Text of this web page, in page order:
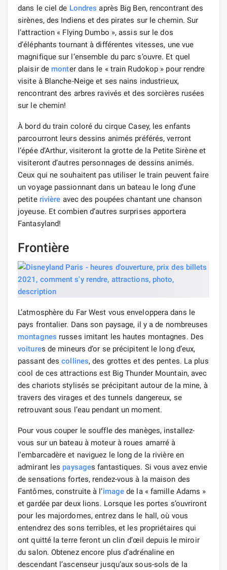
dans le ciel de Londres après Big Ben, rencontrant des
sirènes, des Indiens et des pirates sur le chemin. Sur
l’attraction « Flying Dumbo », assis sur le dos
d’éléphants tournant à différentes vitesses, une vue
magnifique sur l’ensemble du parc s’ouvre. Et quel
plaisir de monter dans le « train Rudokop » pour rendre
visite à Blanche-Neige et ses nains industrieux,
rencontrant des arbres ravivés et des sorcières rusées
sur le chemin!
À bord du train coloré du cirque Casey, les enfants
parcourront leurs dessins animés préférés, verront
l’épée d’Arthur, visiteront la grotte de la Petite Sirène et
visiteront d’autres personnages de dessins animés.
Ceux qui ne souhaitent pas utiliser le train peuvent faire
un voyage passionnant dans un bateau le long d’une
petite rivière avec des poupées chantant une chanson
joyeuse. Et combien d’autres surprises apportera
Fantasyland!
Frontière
L’atmosphère du Far West vous enveloppera dans le
pays frontalier. Dans son paysage, il y a de nombreuses
montagnes russes imitant les hautes montagnes. Des
voitures de mineurs d’or se précipitent le long d’eux,
passant descollines, des grottes et des pentes. La plus
cool de ces attractions est Big Thunder Mountain, avec
des chariots stylisés se précipitant autour de la mine, à
travers des virages et des tunnels dangereux, se
retrouvant sous l’eau pendant un moment.
Pour vous couper le souffle des manèges, installez-
vous sur un bateau à moteur à roues amarré à
l'embarcadère et naviguez le long de la rivière en
admirant les paysages fantastiques. Si vous avez envie
de sensations fortes, rendez-vous à la maison des
Fantômes, construite à l’image de la « famille Adams »
et gardée par deux lions. Lorsque les portes s’ouvriront
pour les majordomes, entrez dans le hall, où vous
entendrez des sons terribles, et les propriétaires qui
ont quitté la terre feront un clin d’œil depuis le miroir
du salon. Obtenez encore plus d’adrénaline en
descendant l’ascenseur jusqu’aux sous-sols de la